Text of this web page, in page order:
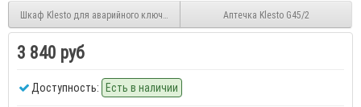
Шкаф Klesto для аварийного ключа с молоточкомАптечка Klesto G45/2
3 840 руб
Доступность: Есть в наличии